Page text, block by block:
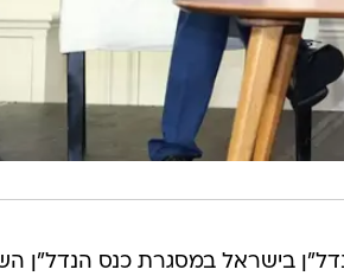
בישראל במסגרת כנס הנדל"ן